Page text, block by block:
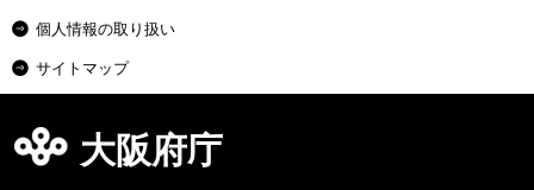
個人情報の取り扱い
サイトマップ
大阪府庁